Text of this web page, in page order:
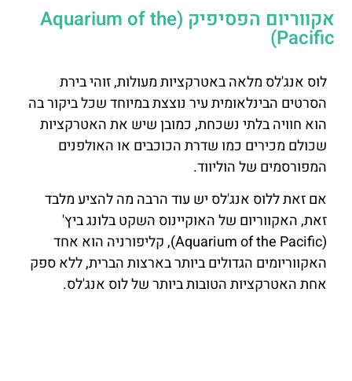
אקווריום הפסיפיק (Aquarium of the
Pacific)
לוס אנג'לס מלאה באטרקציות מעולות, זוהי בירת
הסרטים הבינלאומית עיר נוצצת במיוחד שכל ביקור בה
הוא חוויה בלתי נשכחת, כמובן שיש את האטרקציות
שכולם מכירים כמו שדרת הכוכבים או האולפנים
המפורסמים של הוליווד.
אם זאת ללוס אנג'לס יש עוד הרבה מה להציע מלבד
זאת, האקווריום של האוקיינוס ​​השקט בלונג ביץ'
(Aquarium of the Pacific), קליפורניה הוא אחד
האקווריומים הגדולים ביותר בארצות הברית, ללא ספק
אחת האטרקציות הטובות ביותר של לוס אנג'לס.